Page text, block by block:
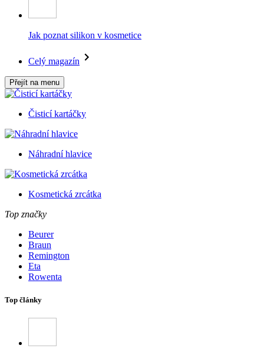
Jak poznat silikon v kosmetice
Celý magazín
Přejít na menu
Čisticí kartáčky
Náhradní hlavice
Kosmetická zrcátka
Top značky
Beurer
Braun
Remington
Eta
Rowenta
Top články